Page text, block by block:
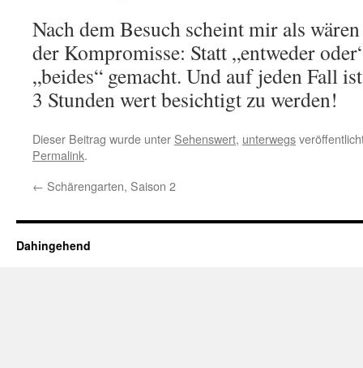
Nach dem Besuch scheint mir als
der Kompromisse: Statt „entweder
„beides“ gemacht. Und auf jeden Fall
3 Stunden wert besichtigt zu werden!
Dieser Beitrag wurde unter Sehenswert, unterwegs
Permalink.
← Schärengarten, Saison 2
Dahingehend